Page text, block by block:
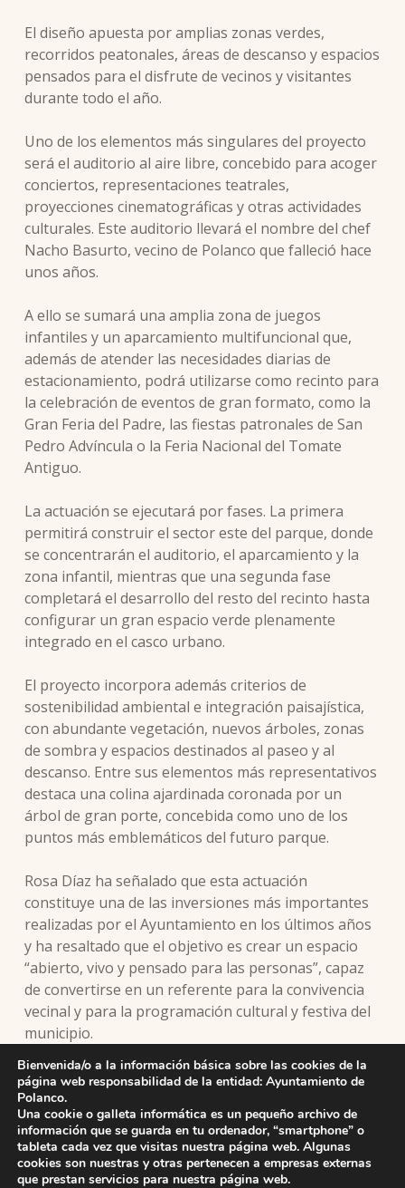
El diseño apuesta por amplias zonas verdes,
recorridos peatonales, áreas de descanso y espacios
pensados para el disfrute de vecinos y visitantes
durante todo el año.
Uno de los elementos más singulares del proyecto
será el auditorio al aire libre, concebido para acoger
conciertos, representaciones teatrales,
proyecciones cinematográficas y otras actividades
culturales. Este auditorio llevará el nombre del chef
Nacho Basurto, vecino de Polanco que falleció hace
unos años.
A ello se sumará una amplia zona de juegos
infantiles y un aparcamiento multifuncional que,
además de atender las necesidades diarias de
estacionamiento, podrá utilizarse como recinto para
la celebración de eventos de gran formato, como la
Gran Feria del Padre, las fiestas patronales de San
Pedro Advíncula o la Feria Nacional del Tomate
Antiguo.
La actuación se ejecutará por fases. La primera
permitirá construir el sector este del parque, donde
se concentrarán el auditorio, el aparcamiento y la
zona infantil, mientras que una segunda fase
completará el desarrollo del resto del recinto hasta
configurar un gran espacio verde plenamente
integrado en el casco urbano.
El proyecto incorpora además criterios de
sostenibilidad ambiental e integración paisajística,
con abundante vegetación, nuevos árboles, zonas
de sombra y espacios destinados al paseo y al
descanso. Entre sus elementos más representativos
destaca una colina ajardinada coronada por un
árbol de gran porte, concebida como uno de los
puntos más emblemáticos del futuro parque.
Rosa Díaz ha señalado que esta actuación
constituye una de las inversiones más importantes
realizadas por el Ayuntamiento en los últimos años
y ha resaltado que el objetivo es crear un espacio
“abierto, vivo y pensado para las personas”, capaz
de convertirse en un referente para la convivencia
vecinal y para la programación cultural y festiva del
municipio.
Skip back to main navigation
Bienvenida/o a la información básica sobre las cookies de la
página web responsabilidad de la entidad: Ayuntamiento de
Polanco.
Una cookie o galleta informática es un pequeño archivo de
información que se guarda en tu ordenador, “smartphone” o
tableta cada vez que visitas nuestra página web. Algunas
cookies son nuestras y otras pertenecen a empresas externas
que prestan servicios para nuestra página web.